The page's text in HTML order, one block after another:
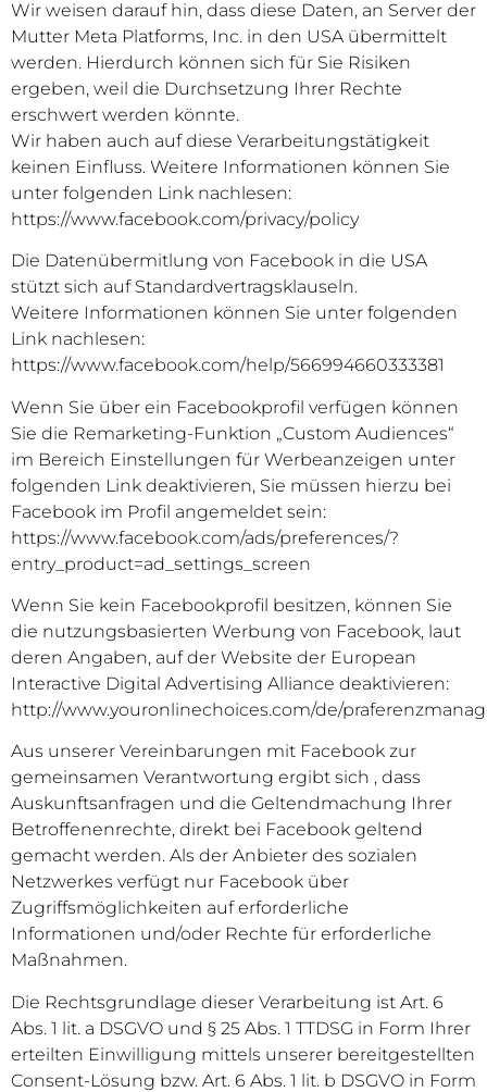
Wir weisen darauf hin, dass diese Daten, an Server der
Mutter Meta Platforms, Inc. in den USA übermittelt
werden. Hierdurch können sich für Sie Risiken
ergeben, weil die Durchsetzung Ihrer Rechte
erschwert werden könnte.
Wir haben auch auf diese Verarbeitungstätigkeit
keinen Einfluss. Weitere Informationen können Sie
unter folgenden Link nachlesen:
https://www.facebook.com/privacy/policy
Die Datenübermitlung von Facebook in die USA
stützt sich auf Standardvertragsklauseln.
Weitere Informationen können Sie unter folgenden
Link nachlesen:
https://www.facebook.com/help/566994660333381
Wenn Sie über ein Facebookprofil verfügen können
Sie die Remarketing-Funktion „Custom Audiences“
im Bereich Einstellungen für Werbeanzeigen unter
folgenden Link deaktivieren, Sie müssen hierzu bei
Facebook im Profil angemeldet sein:
https://www.facebook.com/ads/preferences/?
entry_product=ad_settings_screen
Wenn Sie kein Facebookprofil besitzen, können Sie
die nutzungsbasierten Werbung von Facebook, laut
deren Angaben, auf der Website der European
Interactive Digital Advertising Alliance deaktivieren:
http://www.youronlinechoices.com/de/
Aus unserer Vereinbarungen mit Facebook zur
gemeinsamen Verantwortung ergibt sich , dass
Auskunftsanfragen und die Geltendmachung Ihrer
Betroffenenrechte, direkt bei Facebook geltend
gemacht werden. Als der Anbieter des sozialen
Netzwerkes verfügt nur Facebook über
Zugriffsmöglichkeiten auf erforderliche
Informationen und/oder Rechte für erforderliche
Maßnahmen.
Die Rechtsgrundlage dieser Verarbeitung ist Art. 6
Abs. 1 lit. a DSGVO und § 25 Abs. 1 TTDSG in Form Ihrer
erteilten Einwilligung mittels unserer bereitgestellten
Consent-Lösung bzw. Art. 6 Abs. 1 lit. b DSGVO in Form